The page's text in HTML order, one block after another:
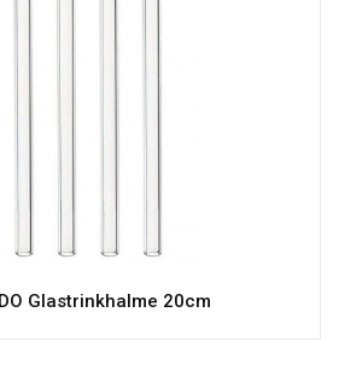
Glastrinkhalme 20cm